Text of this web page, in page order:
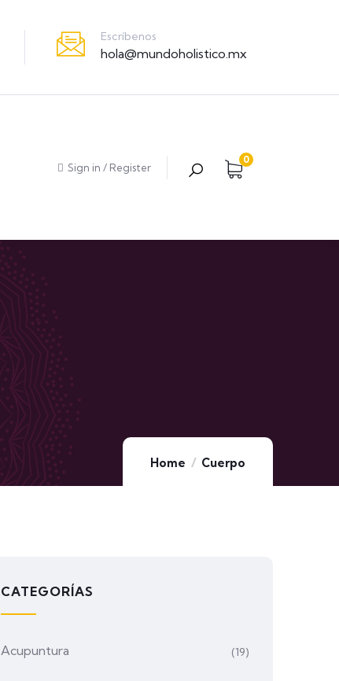
Escríbenos
hola@mundoholistico.mx
Sign in / Register
0
Home Cuerpo
CATEGORÍAS
Acupuntura (19)